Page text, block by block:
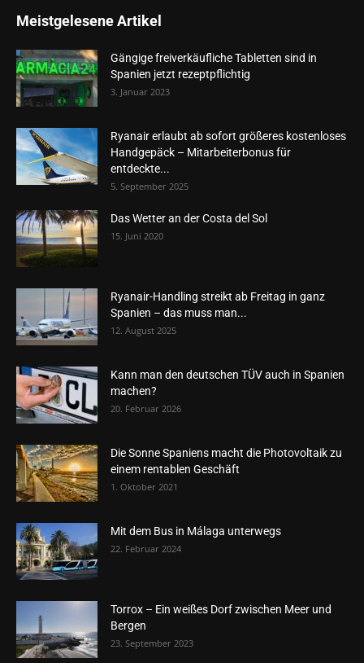
Meistgelesene Artikel
Gängige freiverkäufliche Tabletten sind in
Spanien jetzt rezeptpflichtig
3. Januar 2023
Ryanair erlaubt ab sofort größeres kostenloses
Handgepäck – Mitarbeiterbonus für
entdeckte...
5. September 2025
Das Wetter an der Costa del Sol
15. Juni 2020
Ryanair-Handling streikt ab Freitag in ganz
Spanien – das muss man...
12. August 2025
Kann man den deutschen TÜV auch in Spanien
machen?
20. Februar 2026
Die Sonne Spaniens macht die Photovoltaik zu
einem rentablen Geschäft
1. Oktober 2021
Mit dem Bus in Málaga unterwegs
22. Februar 2024
Torrox – Ein weißes Dorf zwischen Meer und
Bergen
23. September 2023